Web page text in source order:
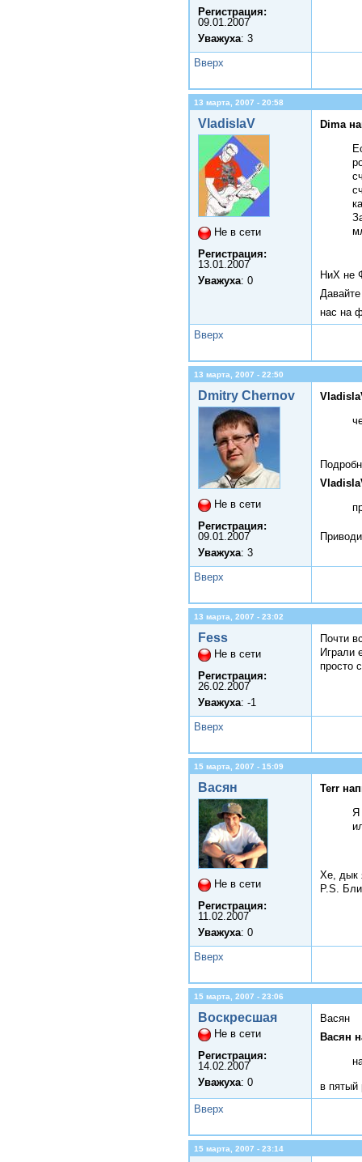
Регистрация:
09.01.2007
Уважуха: 3
Вверх
13 марта, 2007 - 20:58
VladislaV
Не в сети
Регистрация:
13.01.2007
Уважуха: 0
Dima
НиХ не
нас на
Вверх
13 марта, 2007 - 22:50
Dmitry Chernov
Не в сети
Регистрация:
09.01.2007
Уважуха: 3
Вверх
13 марта, 2007 - 23:02
Fess
Не в сети
Регистрация:
26.02.2007
Уважуха: -1
Почти
Играли
просто
Вверх
15 марта, 2007 - 15:09
Васян
Не в сети
Регистрация:
11.02.2007
Уважуха: 0
Terr
Я
Хе, дык
P.S.
Вверх
15 марта, 2007 - 23:06
Воскресшая
Не в сети
Регистрация:
14.02.2007
Уважуха: 0
Васян
Васян
в пятый
Вверх
15 марта, 2007 - 23:14